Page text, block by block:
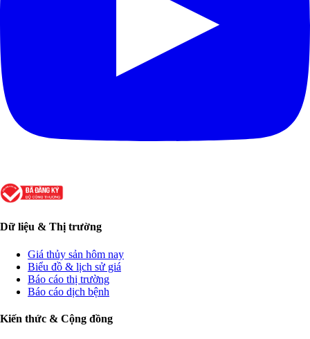
Dữ liệu & Thị trường
Giá thủy sản hôm nay
Biểu đồ & lịch sử giá
Báo cáo thị trường
Báo cáo dịch bệnh
Kiến thức & Cộng đồng